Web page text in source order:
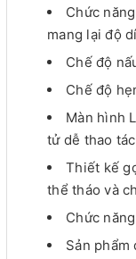
Chức
mang lại độ
Chế độ
Chế độ
Màn hình
tử dễ thao
Thiết kế
thể tháo và
Chức
Sản phẩm